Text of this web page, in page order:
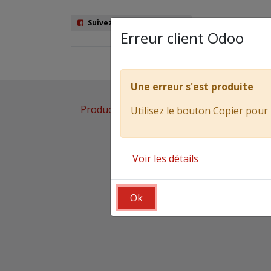
Suivez nous sur Facebook
Véhicules
Products Polybras Dynamic's CS040C
Erreur client Odoo
Ok
Une erreur s'est produite
Utilisez le bouton Copier
Voir les détails